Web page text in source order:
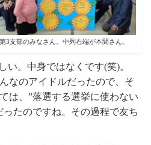
第3支部のみなさん。中列右端が本間さん。
い。中身ではなくです(笑)。
なのアイドルだったので、そ
は、”落選する選挙に使わない
たのですね。その過程で友ち